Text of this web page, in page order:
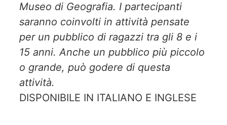
Museo di Geografia. I partecipanti
saranno coinvolti in attività pensate
per un pubblico di ragazzi tra gli 8 e i
15 anni. Anche un pubblico più piccolo
o grande, può godere di questa
attività.
DISPONIBILE IN ITALIANO E INGLESE